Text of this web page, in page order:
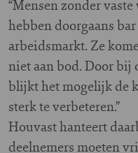
“Mensen zonder
hebben doorgaans
arbeidsmarkt. Ze
niet aan bod. Door bij
blijkt het mogelijk de
sterk te verbeteren.”
Houvast hanteert
deelnemers moeten